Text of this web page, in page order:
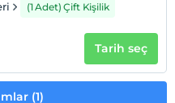
(1 Adet) Çift Kişilik
Tarih seç
(1)